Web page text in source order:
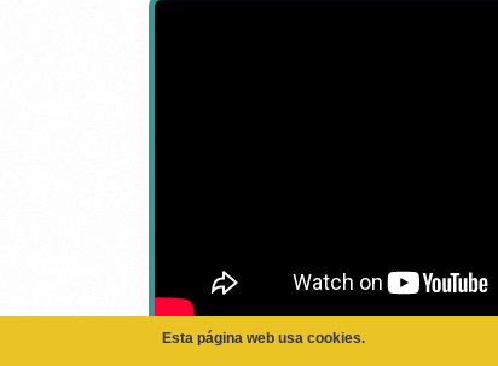
Qué hacer antes y después de una
Esta página web usa cookies.